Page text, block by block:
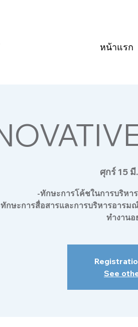
หน้าแรก
ศุกร์ 15 มี
-ทักษะการโค้ชในการบริหา
กษะการสื่อสารและการบริหารอารม
See